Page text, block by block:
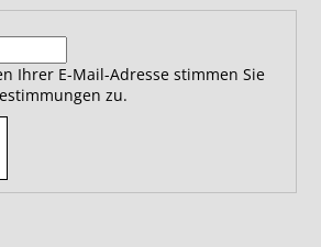
Ihrer E-Mail-Adresse stimmen Sie
zu.